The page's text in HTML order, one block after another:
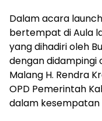
Dalam acara
bertempat di Aula
yang dihadiri oleh
dengan didampingi
Malang H. Rendra
OPD Pemerintah
dalam kesempatan